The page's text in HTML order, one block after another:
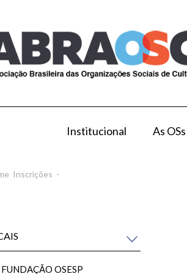
Institucional As OSs
Inscrições -
FUNDAÇÃO OSESP